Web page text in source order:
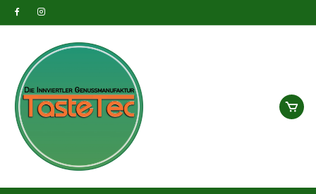
Zum
Inhalt